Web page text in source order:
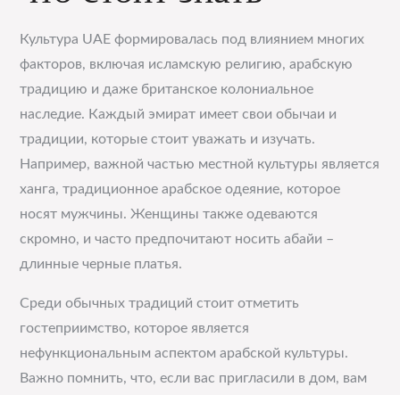
Культура UAE формировалась под влиянием многих
факторов, включая исламскую религию, арабскую
традицию и даже британское колониальное
наследие. Каждый эмират имеет свои обычаи и
традиции, которые стоит уважать и изучать.
Например, важной частью местной культуры является
ханга, традиционное арабское одеяние, которое
носят мужчины. Женщины также одеваются
скромно, и часто предпочитают носить абайи –
длинные черные платья.
Среди обычных традиций стоит отметить
гостеприимство, которое является
нефункциональным аспектом арабской культуры.
Важно помнить, что, если вас пригласили в дом, вам